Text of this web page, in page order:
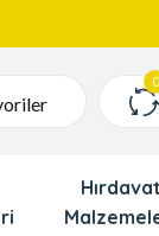
Hırdavat